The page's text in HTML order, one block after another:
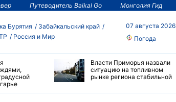
Путеводитель Baikal Go Монголия Гид
Бурятия Забайкальский край
Россия и Мир
07 августа 2026
Погода
Власти Приморья назвали
ситуацию на топливном
рынке региона стабильной